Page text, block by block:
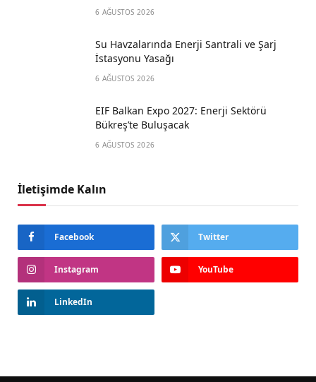
6 AĞUSTOS 2026
Su Havzalarında Enerji Santrali ve Şarj
İstasyonu Yasağı
6 AĞUSTOS 2026
EIF Balkan Expo 2027: Enerji Sektörü
Bükreş’te Buluşacak
6 AĞUSTOS 2026
İletişimde Kalın
Facebook Twitter
Instagram YouTube
LinkedIn